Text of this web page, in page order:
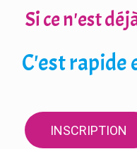
Si ce n'est
C'est
INSCRIPTION